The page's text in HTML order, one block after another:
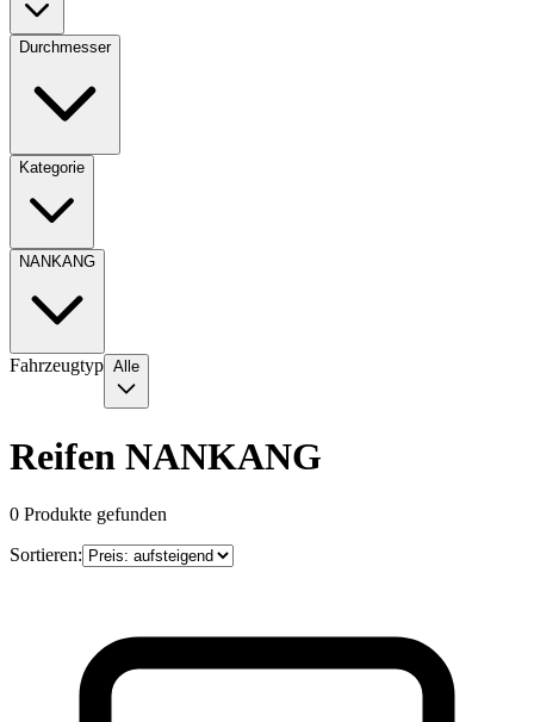
Durchmesser
Kategorie
NANKANG
Fahrzeugtyp Alle
Reifen NANKANG
0 Produkte gefunden
Sortieren: